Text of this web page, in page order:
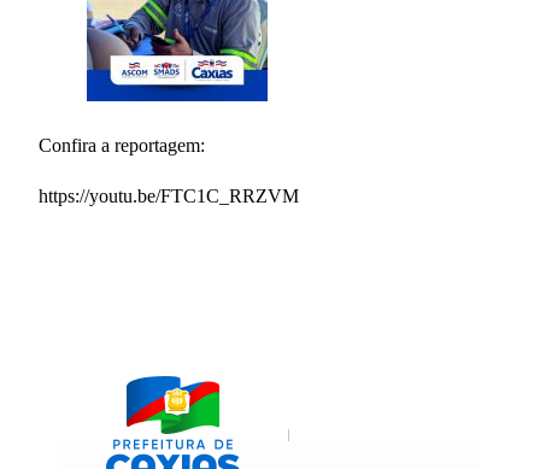
Confira a reportagem:
https://youtu.be/FTC1C_RRZVM